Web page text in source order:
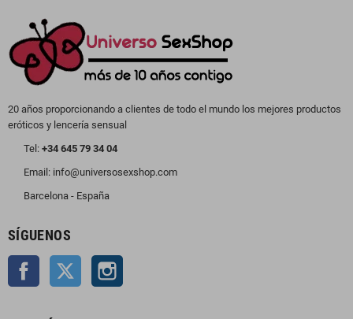
20 años proporcionando a clientes de todo el mundo los mejores productos
eróticos y lencería sensual
Tel: +34 645 79 34 04
Email: info@universosexshop.com
Barcelona - España
SÍGUENOS
Facebook Twitter